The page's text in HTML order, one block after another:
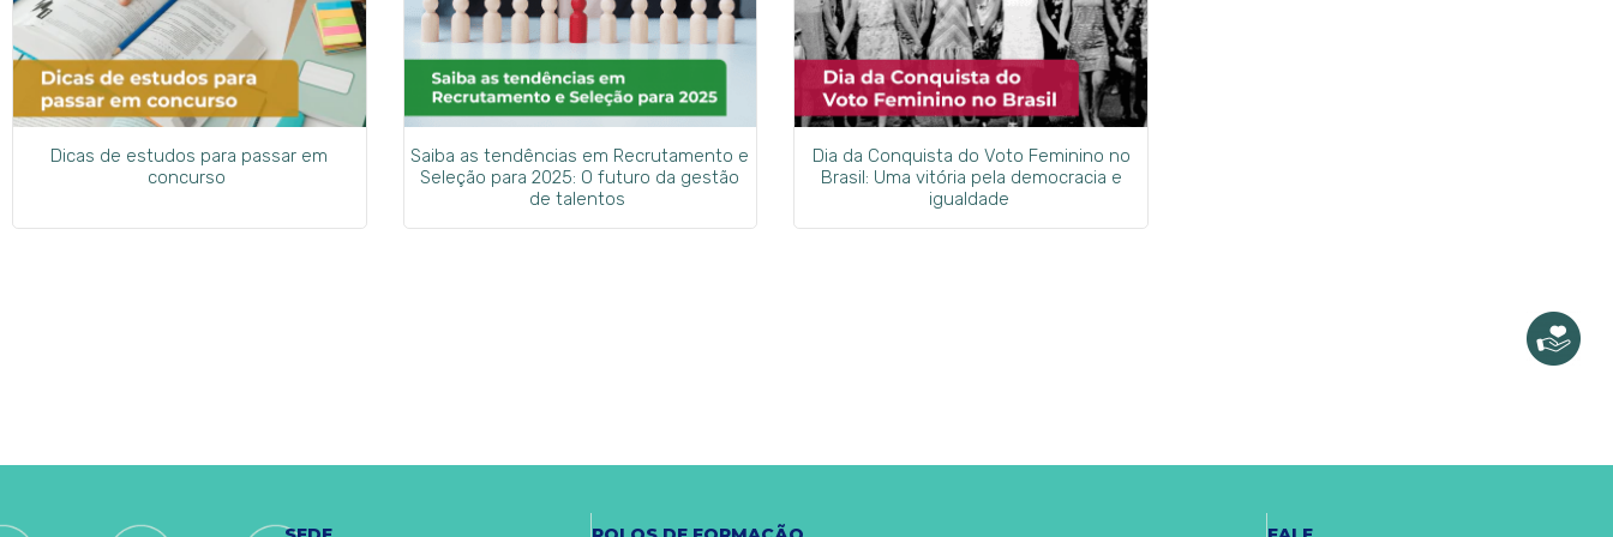
Dicas de estudos para passar em
concurso
Saiba as tendências em Recrutamento e
Seleção para 2025: O futuro da gestão
de talentos
Dia da Conquista do Voto Feminino no
Brasil: Uma vitória pela democracia e
igualdade